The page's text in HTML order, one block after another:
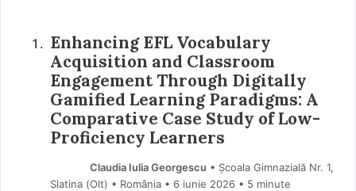
Enhancing EFL Vocabulary
Acquisition and Classroom
Engagement Through Digitally
Gamified Learning Paradigms: A
Comparative Case Study of Low-
Proficiency Learners
Claudia Iulia Georgescu • Școala Gimnazială Nr. 1,
Slatina (Olt) • România
6 iunie 2026 • 5 minute